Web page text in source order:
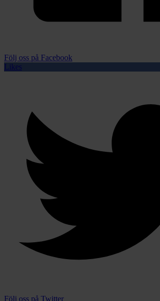
Följ oss på Facebook
Likes
Följ oss på Twitter